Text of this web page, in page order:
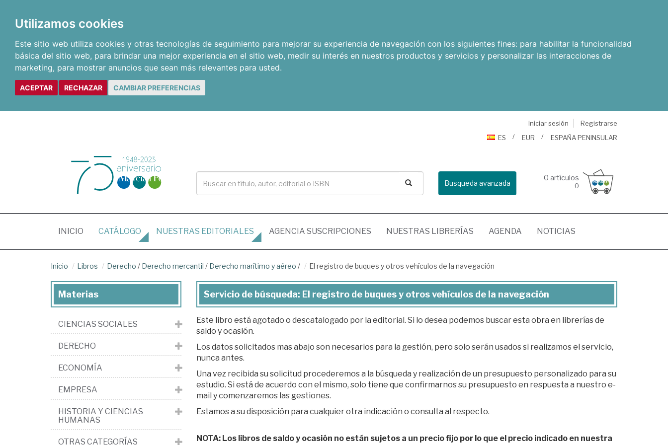
Utilizamos cookies
Este sitio web utiliza cookies y otras tecnologías de seguimiento para mejorar su experiencia de navegación con los siguientes fines: para habilitar la funcionalidad
básica del sitio web, para brindar una mejor experiencia en el sitio web, medir su interés en nuestros productos y servicios y personalizar las interacciones de
marketing, para mostrar anuncios que sean más relevantes para usted.
ACEPTAR RECHAZAR CAMBIAR PREFERENCIAS
Iniciar sesión
Registrarse
ES
EUR ESPAÑA PENINSULAR
Busqueda avanzada
0 artículos
0
INICIO (CURRENT)
CATÁLOGO NUESTRAS EDITORIALES AGENCIA SUSCRIPCIONES NUESTRAS LIBRERÍAS AGENDA NOTICIAS
Inicio Libros Derecho / Derecho mercantil / Derecho marítimo y aéreo / El registro de buques y otros vehículos de la navegación
Servicio de búsqueda: El registro de buques y otros vehículos de la navegación
Este libro está agotado o descatalogado por la editorial. Si lo desea podemos buscar esta obra en librerías de
saldo y ocasión.
Los datos solicitados mas abajo son necesarios para la gestión, pero solo serán usados si realizamos el servicio,
nunca antes.
Una vez recibida su solicitud procederemos a la búsqueda y realización de un presupuesto personalizado para su
estudio. Si está de acuerdo con el mismo, solo tiene que confirmarnos su presupuesto en respuesta a nuestro e-
mail y comenzaremos las gestiones.
Estamos a su disposición para cualquier otra indicación o consulta al respecto.
NOTA: Los libros de saldo y ocasión no están sujetos a un precio fijo por lo que el precio indicado en nuestra
Materias
CIENCIAS SOCIALES
DERECHO
ECONOMÍA
EMPRESA
HISTORIA Y CIENCIAS
HUMANAS
OTRAS CATEGORÍAS